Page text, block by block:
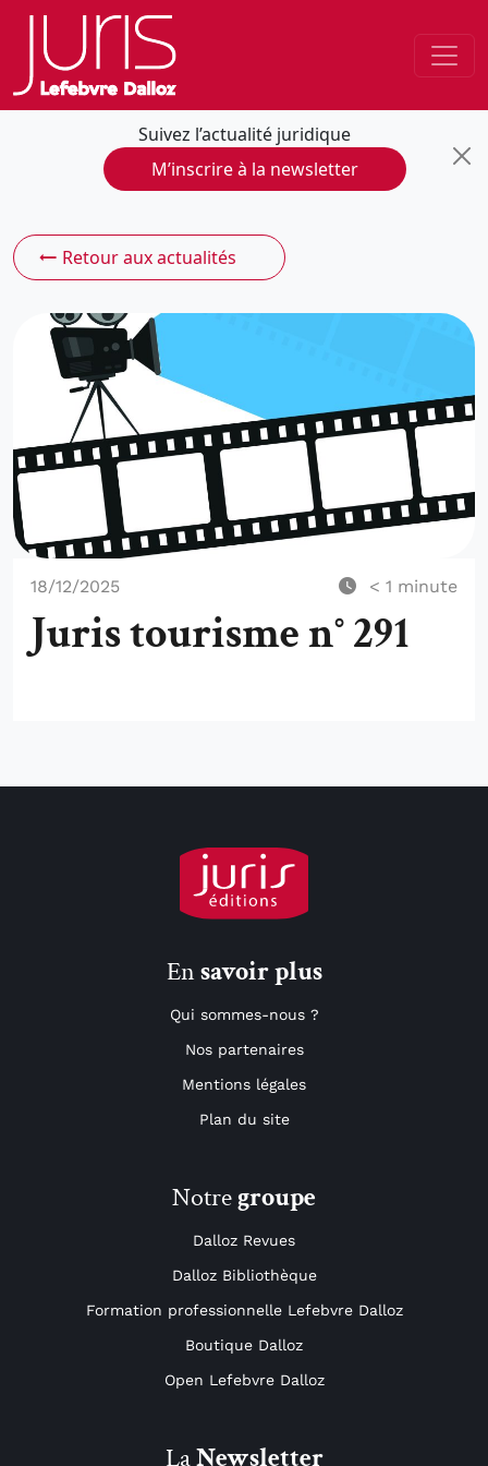
Suivez l’actualité juridique
M’inscrire à la newsletter
Retour aux actualités
18/12/2025 < 1 minute
Juris tourisme n° 291
Ensavoir plus
Qui sommes-nous ?
Nos partenaires
Mentions légales
Plan du site
Notregroupe
Dalloz Revues
Dalloz Bibliothèque
Formation professionnelle Lefebvre Dalloz
Boutique Dalloz
Open Lefebvre Dalloz
LaNewsletter